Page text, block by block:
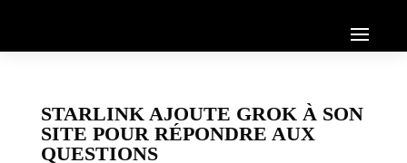
STARLINK AJOUTE GROK À SON
SITE POUR RÉPONDRE AUX
QUESTIONS